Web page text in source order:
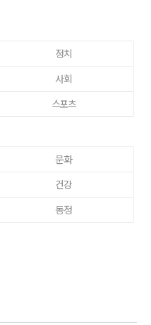
정치
사회
스포츠
문화
건강
동정